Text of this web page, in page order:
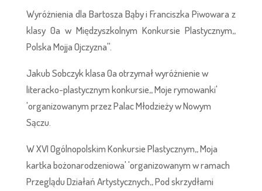
Wyróżnienia dla Bartosza Bąby i Franciszka Piwowara z
klasy 0a w Międzyszkolnym Konkursie Plastycznym,,
Polska Mojja Ojczyzna''.
Jakub Sobczyk klasa 0a otrzymał wyróżnienie w
literacko-plastycznym konkursie,, Moje rymowanki'
'organizowanym przez Palac Młodzieży w Nowym
Sączu.
W XVI Ogólnopolskim Konkursie Plastycznym,, Moja
kartka bożonarodzeniowa' 'organizowanym w ramach
Przeglądu Działań Artystycznych,, Pod skrzydłami